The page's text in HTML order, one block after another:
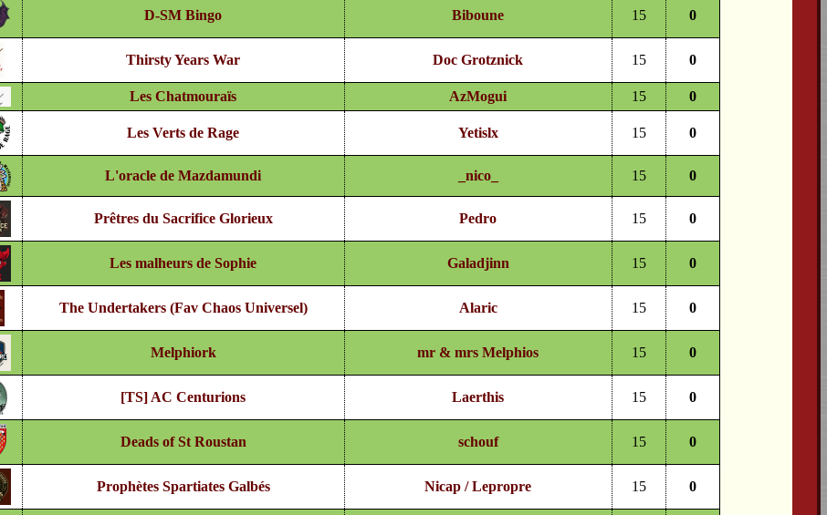
D-SM Bingo Biboune 15 0
Thirsty Years War Doc Grotznick 15 0
Les Chatmouraïs AzMogui 15 0
Les Verts de Rage Yetislx 15 0
L'oracle de Mazdamundi _nico_ 15 0
Prêtres du Sacrifice Glorieux Pedro 15 0
Les malheurs de Sophie Galadjinn 15 0
The Undertakers (Fav Chaos Universel) Alaric 15 0
Melphiork mr & mrs Melphios 15 0
[TS] AC Centurions Laerthis 15 0
Deads of St Roustan schouf 15 0
Prophètes Spartiates Galbés Nicap / Lepropre 15 0